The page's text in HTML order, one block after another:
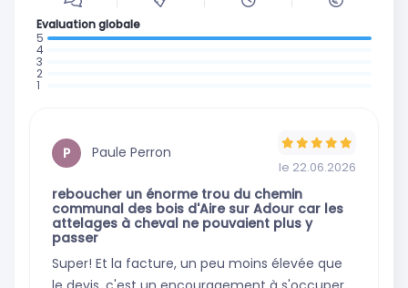
Evaluation globale
avis
avis
P Paule Perron
le 22.06.2026
reboucher un énorme trou du chemin
communal des bois d'Aire sur Adour car les
attelages à cheval ne pouvaient plus y
passer
Super! Et la facture, un peu moins élevée que